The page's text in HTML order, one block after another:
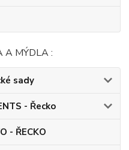
A MÝDLA :
sady
- Řecko
- ŘECKO